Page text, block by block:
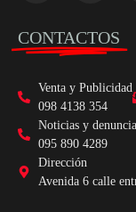
CONTACTOS
Venta y Publicidad
098 4138 354
Noticias y
095 890 4289
Dirección
Avenida 6 calle